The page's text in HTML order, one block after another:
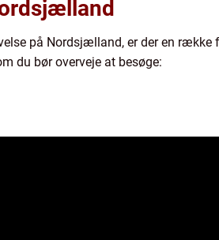
på Nordsjælland, er der en række
du bør overveje at besøge: